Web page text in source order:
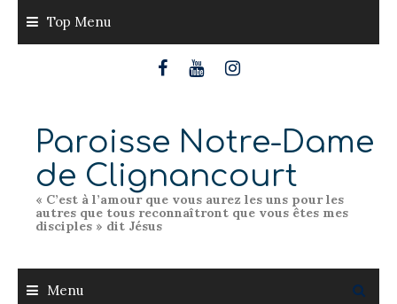
content
Top Menu
Paroisse Notre-Dame
de Clignancourt
« C’est à l’amour que vous aurez les uns pour les
autres que tous reconnaîtront que vous êtes mes
disciples » dit Jésus
Menu